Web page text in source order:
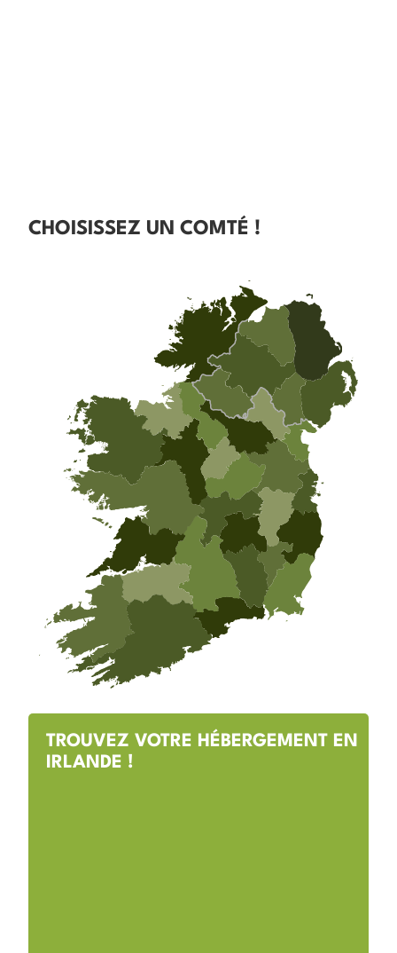
CHOISISSEZ UN COMTÉ !
TROUVEZ VOTRE HÉBERGEMENT EN
IRLANDE !